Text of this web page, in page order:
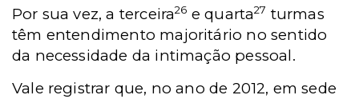
Por sua vez, a terceira26 e quarta27 turmas
têm entendimento majoritário no sentido
da necessidade da intimação pessoal.
Vale registrar que, no ano de 2012, em sede